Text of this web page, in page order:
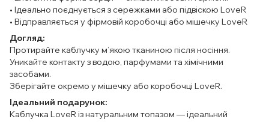
• Ідеально поєднується з сережками або підвіскою LoveR
• Відправляється у фірмовій коробочці або мішечку LoveR
Догляд:
Протирайте каблучку м’якою тканиною після носіння.
Уникайте контакту з водою, парфумами та хімічними
засобами.
Зберігайте окремо у мішечку або коробочці LoveR.
Ідеальний подарунок:
Каблучка LoveR із натуральним топазом — ідеальний